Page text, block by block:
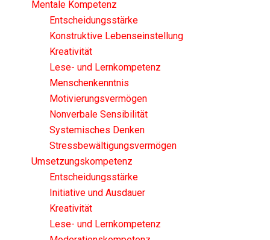
Mentale Kompetenz
Entscheidungsstärke
Konstruktive Lebenseinstellung
Kreativität
Lese- und Lernkompetenz
Menschenkenntnis
Motivierungsvermögen
Nonverbale Sensibilität
Systemisches Denken
Stressbewältigungsvermögen
Umsetzungskompetenz
Entscheidungsstärke
Initiative und Ausdauer
Kreativität
Lese- und Lernkompetenz